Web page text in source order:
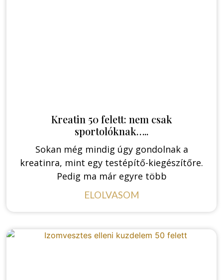
Kreatin 50 felett: nem csak
sportolóknak…..
Sokan még mindig úgy gondolnak a
kreatinra, mint egy testépítő-kiegészítőre.
Pedig ma már egyre több
ELOLVASOM